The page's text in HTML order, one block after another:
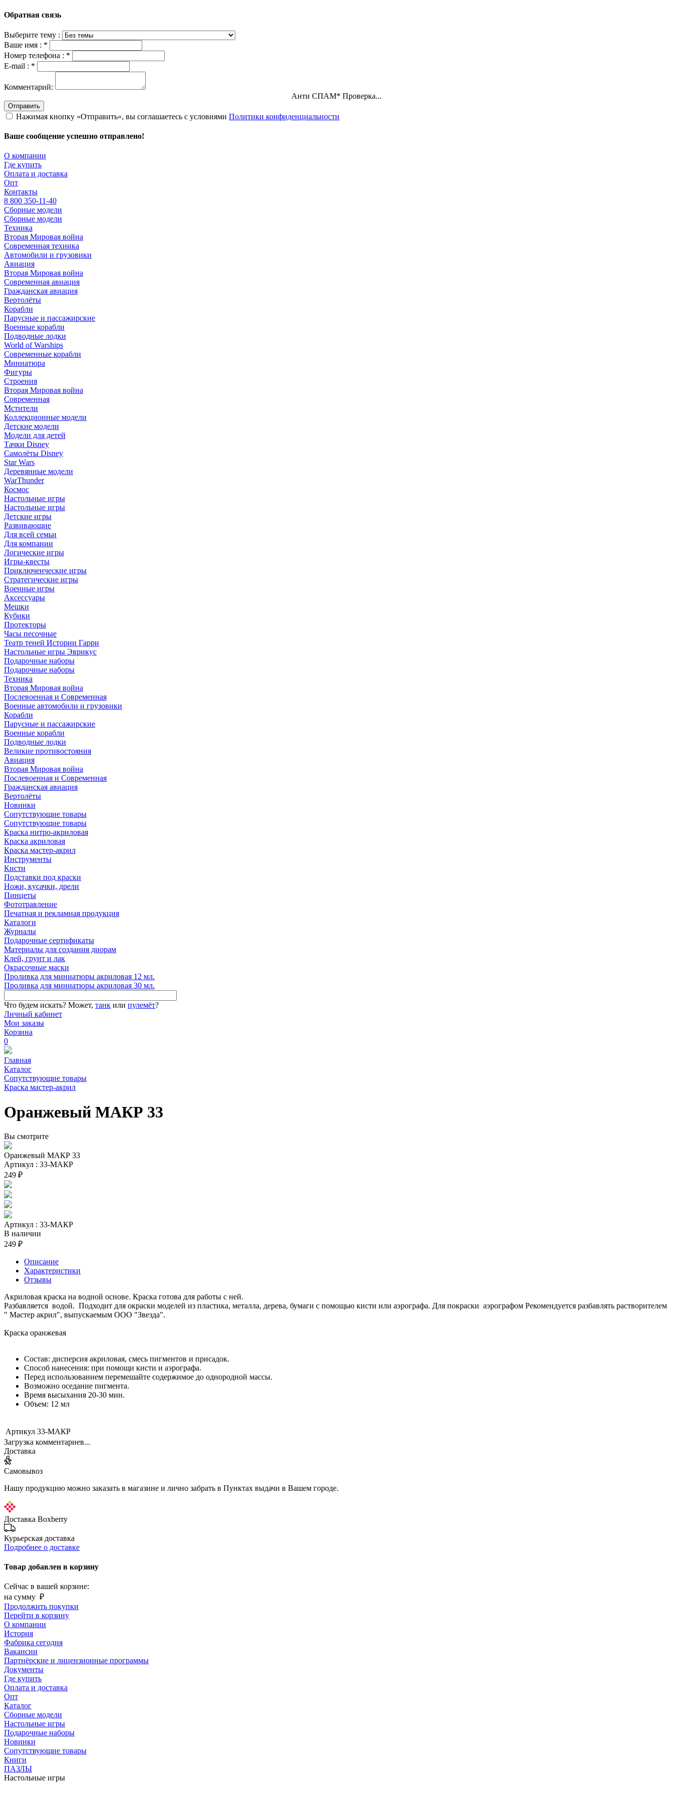
Обратная связь
Выберите тему :
Ваше имя : *
Номер телефона : *
E-mail : *
Комментарий:
Анти СПАМ* Проверка...
Отправить
Нажимая кнопку «Отправить», вы соглашаетесь с условиями Политики конфиденциальности
Ваше сообщение успешно отправлено!
О компании
Где купить
Оплата и доставка
Опт
Контакты
8 800 350-11-40
Сборные модели
Сборные модели
Техника
Вторая Мировая война
Современная техника
Автомобили и грузовики
Авиация
Вторая Мировая война
Современная авиация
Гражданская авиация
Вертолёты
Корабли
Парусные и пассажирские
Военные корабли
Подводные лодки
World of Warships
Современные корабли
Миниатюра
Фигуры
Строения
Вторая Мировая война
Современная
Мстители
Коллекционные модели
Детские модели
Модели для детей
Тачки Disney
Самолёты Disney
Star Wars
Деревянные модели
WarThunder
Космос
Настольные игры
Настольные игры
Детские игры
Развивающие
Для всей семьи
Для компании
Логические игры
Игры-квесты
Приключенческие игры
Стратегические игры
Военные игры
Аксессуары
Мешки
Кубики
Протекторы
Часы песочные
Театр теней Истории Гарри
Настольные игры Эврикус
Подарочные наборы
Подарочные наборы
Техника
Вторая Мировая война
Послевоенная и Современная
Военные автомобили и грузовики
Корабли
Парусные и пассажирские
Военные корабли
Подводные лодки
Великие противостояния
Авиация
Вторая Мировая война
Послевоенная и Современная
Гражданская авиация
Вертолёты
Новинки
Сопутствующие товары
Сопутствующие товары
Краска нитро-акриловая
Краска акриловая
Краска мастер-акрил
Инструменты
Кисти
Подставки под краски
Ножи, кусачки, дрели
Пинцеты
Фототравление
Печатная и рекламная продукция
Каталоги
Журналы
Подарочные сертификаты
Материалы для создания диорам
Клей, грунт и лак
Окрасочные маски
Проливка для миниатюры акриловая 12 мл.
Проливка для миниатюры акриловая 30 мл.
Что будем искать? Может, танк или пулемёт?
Личный кабинет
Мои заказы
Корзина
0
Главная
Каталог
Сопутствующие товары
Краска мастер-акрил
Оранжевый МАКР 33
Вы смотрите
Оранжевый МАКР 33
Артикул : 33-МАКР
249 ₽
Артикул : 33-МАКР
В наличии
249 ₽
Описание
Характеристики
Отзывы
Акриловая краска на водной основе. Краска готова для работы с ней.
Разбавляется водой. Подходит для окраски моделей из пластика, металла, дерева, бумаги с помощью кисти или аэрографа. Для покраски аэрографом Рекомендуется разбавлять растворителем
" Мастер акрил", выпускаемым ООО "Звезда".
Краска оранжевая
Состав: дисперсия акриловая, смесь пигментов и присадок.
Способ нанесения: при помощи кисти и аэрографа.
Перед использованием перемешайте содержимое до однородной массы.
Возможно оседание пигмента.
Время высыхания 20-30 мин.
Объем: 12 мл
Артикул 33-МАКР
Загрузка комментариев...
Доставка
Самовывоз
Нашу продукцию можно заказать в магазине и лично забрать в Пунктах выдачи в Вашем городе.
Доставка Boxberry
Курьерская доставка
Подробнее о доставке
Товар добавлен в корзину
Сейчас в вашей корзине:
на сумму ₽
Продолжить покупки
Перейти в корзину
О компании
История
Фабрика сегодня
Вакансии
Партнёрские и лицензионные программы
Документы
Где купить
Оплата и доставка
Опт
Каталог
Сборные модели
Настольные игры
Подарочные наборы
Новинки
Сопутствующие товары
Книги
ПАЗЛЫ
Настольные игры